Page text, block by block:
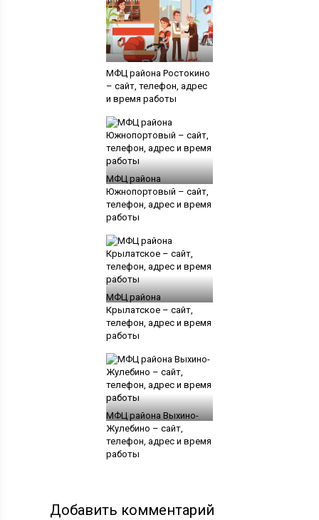
МФЦ района Ростокино
– сайт, телефон, адрес
и время работы
МФЦ района
Южнопортовый – сайт,
телефон, адрес и время
работы
МФЦ района
Крылатское – сайт,
телефон, адрес и время
работы
МФЦ района Выхино-
Жулебино – сайт,
телефон, адрес и время
работы
Добавить комментарий